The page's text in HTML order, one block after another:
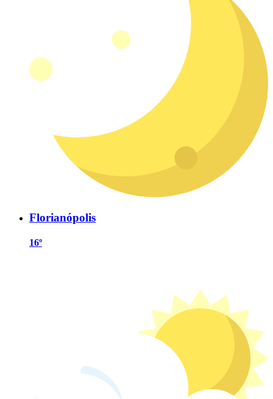
Florianópolis
16º